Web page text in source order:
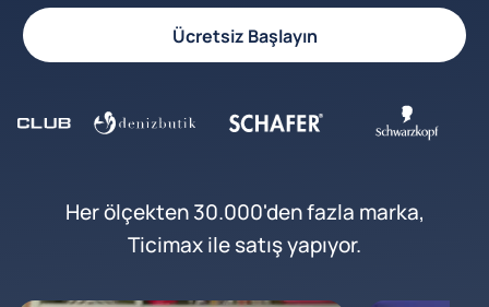
Ücretsiz Başlayın
Her ölçekten 30.000'den fazla marka,
Ticimax ile satış yapıyor.